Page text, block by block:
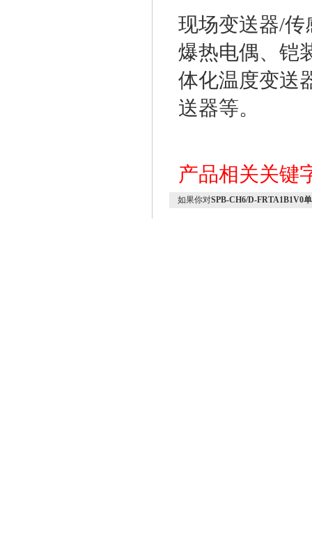
现场变送器/传
爆热电偶、铠
体化温度变送
送器等。
产品相关关键
如果你对SPB-CH6/D-FRTA1B1V0